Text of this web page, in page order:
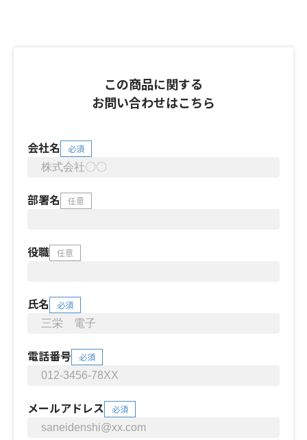
この商品に関する
お問い合わせはこちら
会社名 必須
部署名 任意
役職 任意
氏名 必須
電話番号 必須
メールアドレス 必須